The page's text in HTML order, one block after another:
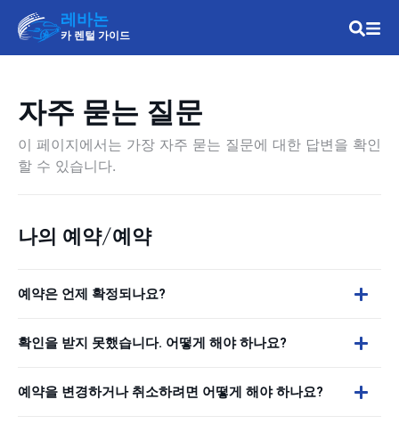
레바논
카 렌털 가이드
자주 묻는 질문
이 페이지에서는 가장 자주 묻는 질문에 대한 답변을 확인
할 수 있습니다.
나의 예약/예약
예약은 언제 확정되나요?
확인을 받지 못했습니다. 어떻게 해야 하나요?
예약을 변경하거나 취소하려면 어떻게 해야 하나요?